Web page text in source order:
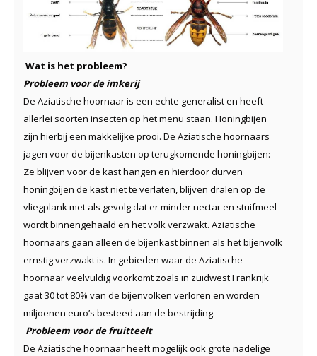
Wat is het probleem?
Probleem voor de imkerij
De Aziatische hoornaar is een echte generalist en heeft
allerlei soorten insecten op het menu staan. Honingbijen
zijn hierbij een makkelijke prooi. De Aziatische hoornaars
jagen voor de bijenkasten op terugkomende honingbijen:
Ze blijven voor de kast hangen en hierdoor durven
honingbijen de kast niet te verlaten, blijven dralen op de
vliegplank met als gevolg dat er minder nectar en stuifmeel
wordt binnengehaald en het volk verzwakt. Aziatische
hoornaars gaan alleen de bijenkast binnen als het bijenvolk
ernstig verzwakt is. In gebieden waar de Aziatische
hoornaar veelvuldig voorkomt zoals in zuidwest Frankrijk
gaat 30 tot 80% van de bijenvolken verloren en worden
miljoenen euro’s besteed aan de bestrijding.
Probleem voor de fruitteelt
De Aziatische hoornaar heeft mogelijk ook grote nadelige